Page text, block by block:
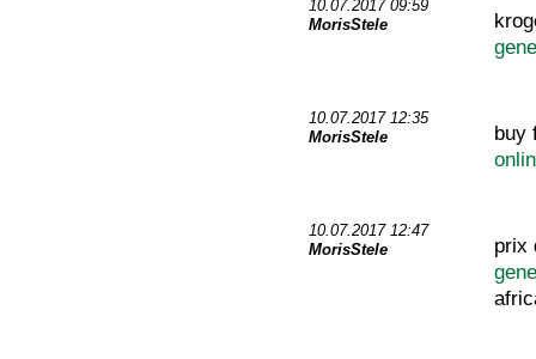
10.07.2017 09:59
MorisStele
10.07.2017 12:35
MorisStele
buy
10.07.2017 12:47
MorisStele
prix